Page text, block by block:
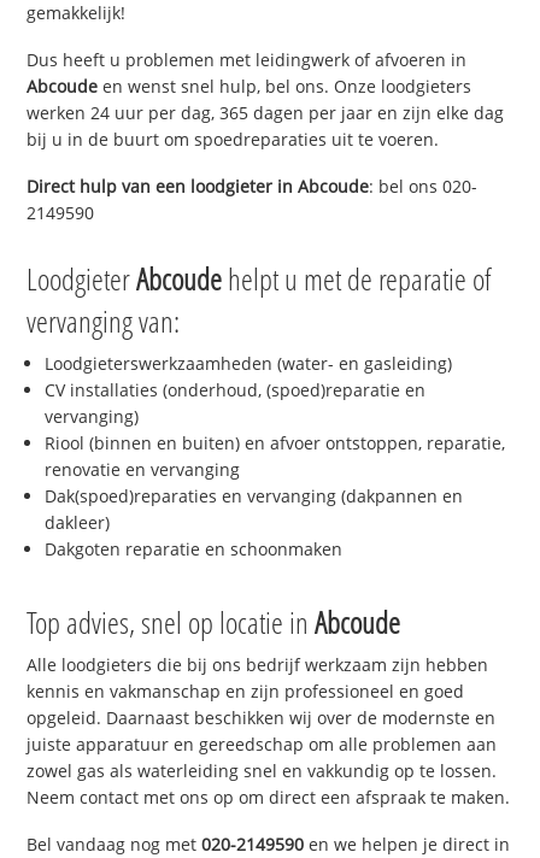
gemakkelijk!
Dus heeft u problemen met leidingwerk of afvoeren in
Abcoude en wenst snel hulp, bel ons. Onze loodgieters
werken 24 uur per dag, 365 dagen per jaar en zijn elke dag
bij u in de buurt om spoedreparaties uit te voeren.
Direct hulp van een loodgieter inAbcoude: bel ons 020-
2149590
LoodgieterAbcoudehelpt u met de reparatie of
vervanging van:
Loodgieterswerkzaamheden (water- en gasleiding)
CV installaties (onderhoud, (spoed)reparatie en
vervanging)
Riool (binnen en buiten) en afvoer ontstoppen, reparatie,
renovatie en vervanging
Dak(spoed)reparaties en vervanging (dakpannen en
dakleer)
Dakgoten reparatie en schoonmaken
Top advies, snel op locatie inAbcoude
Alle loodgieters die bij ons bedrijf werkzaam zijn hebben
kennis en vakmanschap en zijn professioneel en goed
opgeleid. Daarnaast beschikken wij over de modernste en
juiste apparatuur en gereedschap om alle problemen aan
zowel gas als waterleiding snel en vakkundig op te lossen.
Neem contact met ons op om direct een afspraak te maken.
Bel vandaag nog met020-2149590 en we helpen je direct in